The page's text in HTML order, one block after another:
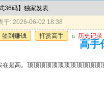
36码】独家发表
于: 2026-06-02 18:38
签到赚钱
打赏高手 u 历史记录
高手
在是高。顶顶顶顶顶顶顶顶顶顶顶顶